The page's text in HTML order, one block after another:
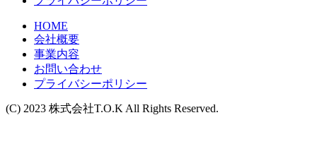
HOME
会社概要
事業内容
お問い合わせ
プライバシーポリシー
(C) 2023 株式会社T.O.K All Rights Reserved.